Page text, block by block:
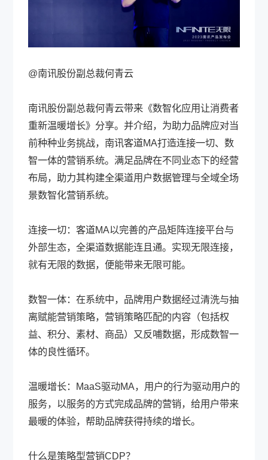
@南讯股份副总裁何青云
南讯股份副总裁何青云带来《数智化应用让消费者
重新温暖增长》分享。并介绍，为助力品牌应对当
前种种业务挑战，南讯客道MA打造连接一切、数
智一体的营销系统。满足品牌在不同业态下的经营
布局，助力其构建全渠道用户数据管理与全域全场
景数智化营销系统。
连接一切：客道MA以完善的产品矩阵连接平台与
外部生态，全渠道数据能连且通。实现无限连接，
就有无限的数据，便能带来无限可能。
数智一体：在系统中，品牌用户数据经过清洗与抽
离赋能营销策略，营销策略匹配的内容（包括权
益、积分、素材、商品）又反哺数据，形成数智一
体的良性循环。
温暖增长：MaaS驱动MA，用户的行为驱动用户的
服务，以服务的方式完成品牌的营销，给用户带来
最暖的体验，帮助品牌获得持续的增长。
什么是策略型营销CDP？